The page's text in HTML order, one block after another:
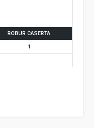
ROBUR CASERTA
1